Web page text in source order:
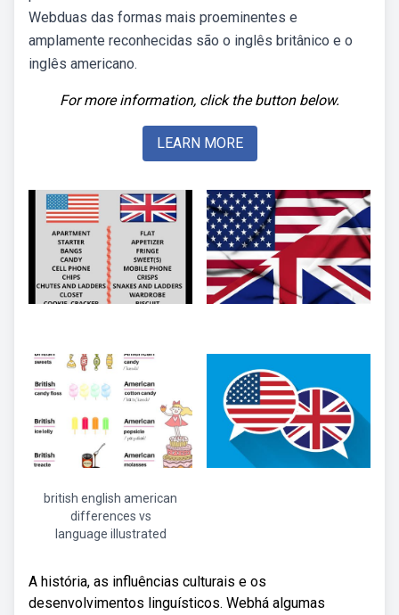
Webduas das formas mais proeminentes e
amplamente reconhecidas são o inglês britânico e o
inglês americano.
For more information, click the button below.
LEARN MORE
british english american
differences vs
language illustrated
A história, as influências culturais e os
desenvolvimentos linguísticos. Webhá algumas